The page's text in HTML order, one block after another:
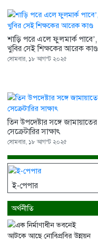
শাড়ি পরে এলে ফুলমার্ক পাবে’,
খুবির সেই শিক্ষকের আরেক কাণ্ড
সোমবার, ১৮ আগস্ট ২০২৫
তিন উপদেষ্টার সঙ্গে জামায়াতের
সেক্রেটারির সাক্ষাৎ
সোমবার, ১৮ আগস্ট ২০২৫
ই-পেপার
অর্থনীতি